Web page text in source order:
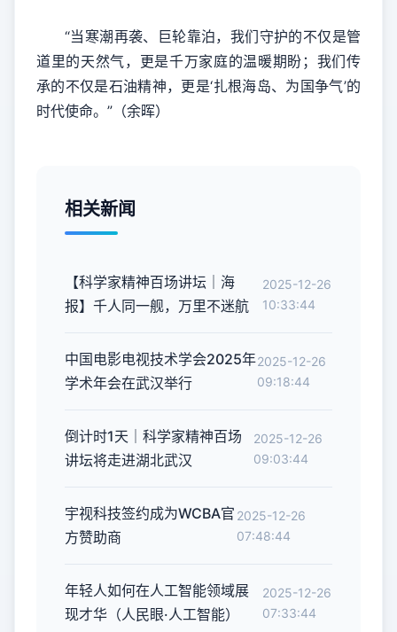
“当寒潮再袭、巨轮靠泊，我们守护的不仅是管
道里的天然气，更是千万家庭的温暖期盼；我们传
承的不仅是石油精神，更是‘扎根海岛、为国争气’的
时代使命。”（余晖）
相关新闻
【科学家精神百场讲坛｜海
报】千人同一舰，万里不迷航
2025-12-26
10:33:44
中国电影电视技术学会2025年
学术年会在武汉举行
2025-12-26
09:18:44
倒计时1天｜科学家精神百场
讲坛将走进湖北武汉
2025-12-26
09:03:44
宇视科技签约成为WCBA官
方赞助商
2025-12-26
07:48:44
年轻人如何在人工智能领域展
现才华（人民眼·人工智能）
2025-12-26
07:33:44